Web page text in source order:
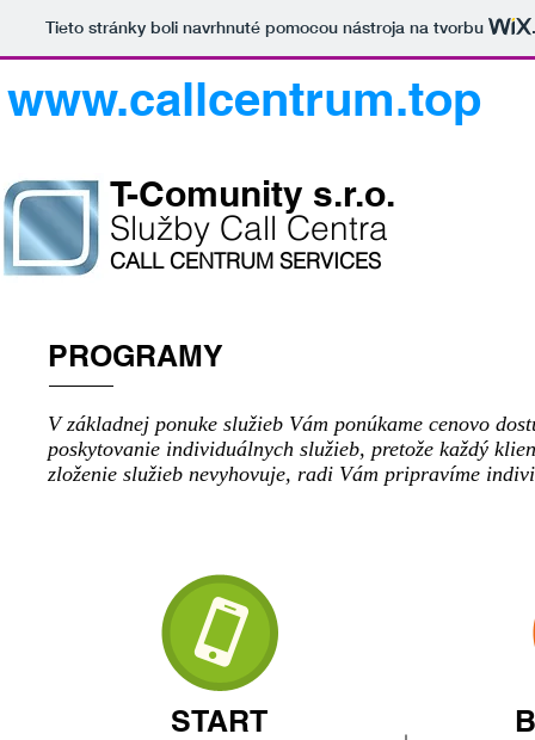
Tieto stránky boli navrhnuté pomocou nástroja na tvorbu
​T-Comunity s.r.o.
​Služby Call Centra
CALL CENTRUM SERVICES
www.callcentrum.top
V základnej ponuke služieb Vám ponúkame cenovo
poskytovanie individuálnych služieb, pretože každý
zloženie služieb nevyhovuje, radi Vám pripravíme
PROGRAMY
START